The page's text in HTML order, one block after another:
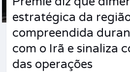
estratégica da
compreendida
com o Irã e sinaliza
das operações